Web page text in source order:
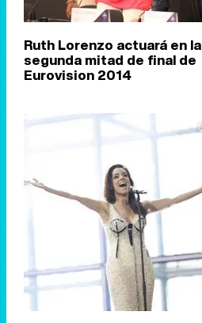
Ruth Lorenzo actuará en la
segunda mitad de final de
Eurovision 2014